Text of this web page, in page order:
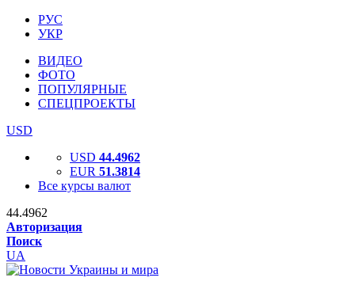
РУС
УКР
ВИДЕО
ФОТО
ПОПУЛЯРНЫЕ
СПЕЦПРОЕКТЫ
USD
USD 44.4962
EUR 51.3814
Все курсы валют
44.4962
Авторизация
Поиск
UA